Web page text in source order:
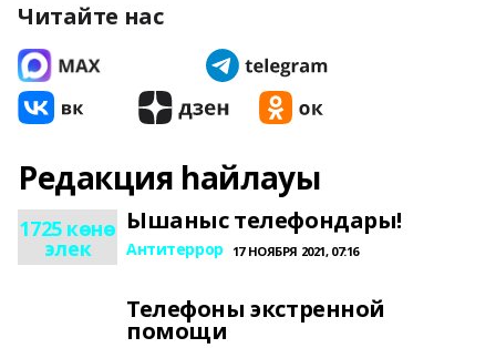
Читайте нас
Редакция һайлауы
1725 көнө
элек
Ышаныс телефондары!
Антитеррор 17 НОЯБРЯ 2021, 07:16
Телефоны экстренной
помощи